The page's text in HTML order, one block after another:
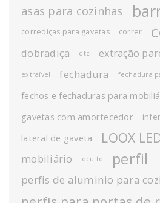
asas para cozinhas
corrediças para gavetas correr
dobradiça dtc extração
extraível fechadura fechadura
fechos e fechaduras para
gavetas com amortecedor
lateral de gaveta LOOX
mobiliário oculto perfil
perfis de aluminio para